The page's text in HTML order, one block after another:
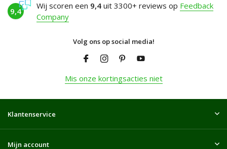
9,4
Wij scoren een 9,4 uit 3300+ reviews op Feedback
Company
Volg ons op social media!
Mis onze kortingsacties niet
Klantenservice
Mijn account